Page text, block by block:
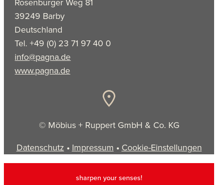
39249 Barby
Deutschland
Tel. +49 (0) 23 71 97 40 0
info@pagna.de
www.pagna.de
© Möbius + Ruppert GmbH & Co. KG
Datenschutz • Impressum • Cookie-Einstellungen
sharpen your senses!